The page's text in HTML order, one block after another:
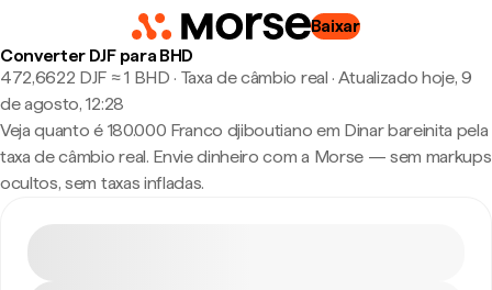
Baixar
Converter DJF para BHD
472,6622 DJF ≈ 1 BHD · Taxa de câmbio real · Atualizado hoje, 9
de agosto, 12:28
Veja quanto é 180.000 Franco djiboutiano em Dinar bareinita pela
taxa de câmbio real. Envie dinheiro com a Morse — sem markups
ocultos, sem taxas infladas.